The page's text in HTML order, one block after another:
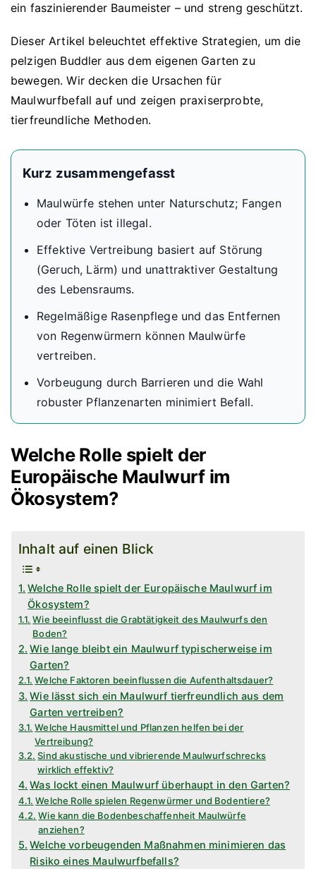
ein faszinierender Baumeister – und streng geschützt.
Dieser Artikel beleuchtet effektive Strategien, um die
pelzigen Buddler aus dem eigenen Garten zu
bewegen. Wir decken die Ursachen für
Maulwurfbefall auf und zeigen praxiserprobte,
tierfreundliche Methoden.
Kurz zusammengefasst
Maulwürfe stehen unter Naturschutz; Fangen
oder Töten ist illegal.
Effektive Vertreibung basiert auf Störung
(Geruch, Lärm) und unattraktiver Gestaltung
des Lebensraums.
Regelmäßige Rasenpflege und das Entfernen
von Regenwürmern können Maulwürfe
vertreiben.
Vorbeugung durch Barrieren und die Wahl
robuster Pflanzenarten minimiert Befall.
Welche Rolle spielt der
Europäische Maulwurf im
Ökosystem?
Inhalt auf einen Blick
Welche Rolle spielt der Europäische Maulwurf im
Ökosystem?
Wie beeinflusst die Grabtätigkeit des Maulwurfs den
Boden?
Wie lange bleibt ein Maulwurf typischerweise im
Garten?
Welche Faktoren beeinflussen die Aufenthaltsdauer?
Wie lässt sich ein Maulwurf tierfreundlich aus dem
Garten vertreiben?
Welche Hausmittel und Pflanzen helfen bei der
Vertreibung?
Sind akustische und vibrierende Maulwurfschrecks
wirklich effektiv?
Was lockt einen Maulwurf überhaupt in den Garten?
Welche Rolle spielen Regenwürmer und Bodentiere?
Wie kann die Bodenbeschaffenheit Maulwürfe
anziehen?
Welche vorbeugenden Maßnahmen minimieren das
Risiko eines Maulwurfbefalls?